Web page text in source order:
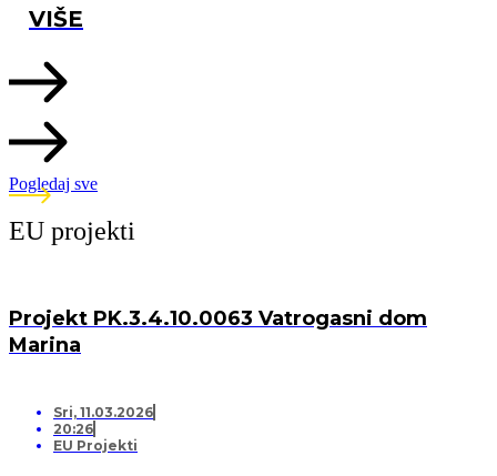
VIŠE
Pogledaj sve
EU projekti
Projekt PK.3.4.10.0063 Vatrogasni dom
Marina
Sri, 11.03.2026
20:26
EU Projekti